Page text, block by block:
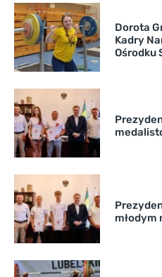
Dorota
Kadry
Ośrodku
młodym